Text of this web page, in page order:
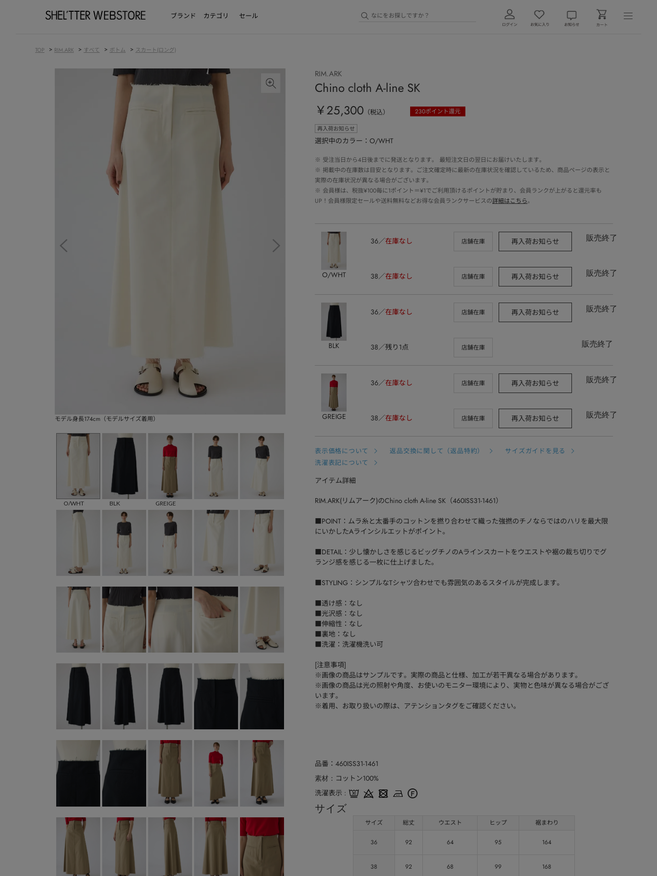
ブランド カテゴリ セール
TOP > RIM.ARK > すべて > ボトム > スカート(ロング)
モデル身長174cm（モデルサイズ着用）
O/WHT BLK GREIGE
RIM.ARK
Chino cloth A-line SK
￥25,300 （税込） 230ポイント還元
再入荷お知らせ
選択中のカラー：O/WHT
※ 受注当日から4日後までに発送となります。 最短注文日の翌日にお届けいたします。
※ 掲載中の在庫数は目安となります。ご注文確定時に最新の在庫状況を確認しているため、商品ページの表示と
実際の在庫状況が異なる場合がございます。
※ 会員様は、税抜¥100毎に1ポイント＝¥1でご利用頂けるポイントが貯まり、会員ランクが上がると還元率も
UP！会員様限定セールや送料無料などお得な会員ランクサービスの詳細はこちら。
O/WHT
36 在庫なし 店舗在庫 再入荷お知らせ 販売終了
38 在庫なし 店舗在庫 再入荷お知らせ 販売終了
BLK
36 在庫なし 店舗在庫 再入荷お知らせ 販売終了
38 残り1点 店舗在庫 販売終了
GREIGE
36 在庫なし 店舗在庫 再入荷お知らせ 販売終了
38 在庫なし 店舗在庫 再入荷お知らせ 販売終了
表示価格について 返品交換に関して（返品特約）
サイズガイドを見る
洗濯表記について
アイテム詳細
RIM.ARK(リムアーク)のChino cloth A-line SK（460ISS31-1461）
■POINT：ムラ糸と太番手のコットンを撚り合わせて織った強撚のチノならではのハリを最大限
にいかしたAラインシルエットがポイント。
■DETAIL：少し懐かしさを感じるビッグチノのAラインスカートをウエストや裾の裁ち切りでグ
ランジ感を感じる一枚に仕上げました。
■STYLING：シンプルなTシャツ合わせでも雰囲気のあるスタイルが完成します。
■透け感：なし
■光沢感：なし
■伸縮性：なし
■裏地：なし
■洗濯：洗濯機洗い可
[注意事項]
※画像の商品はサンプルです。実際の商品と仕様、加工が若干異なる場合があります。
※画像の商品は光の照射や角度、お使いのモニター環境により、実物と色味が異なる場合がござ
います。
※着用、お取り扱いの際は、アテンションタグをご確認ください。
品番 460ISS31-1461
素材
コットン100%
洗濯表示
サイズ
サイズ 総丈 ウエスト ヒップ 裾まわり
36 92 64 95 164
38 92 68 99 168